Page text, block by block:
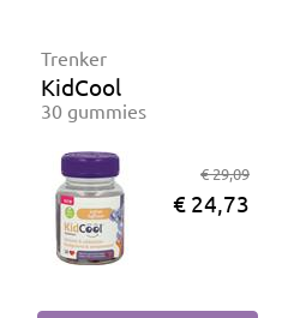
Trenker
KidCool
30 gummies
€ 29,09
€ 24,73